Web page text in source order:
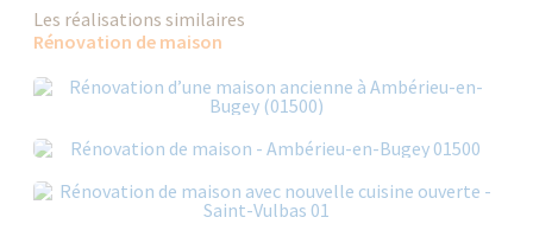
Les réalisations similaires
Rénovation de maison